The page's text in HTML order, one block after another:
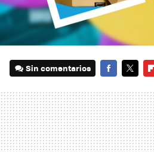
Sin comentarios